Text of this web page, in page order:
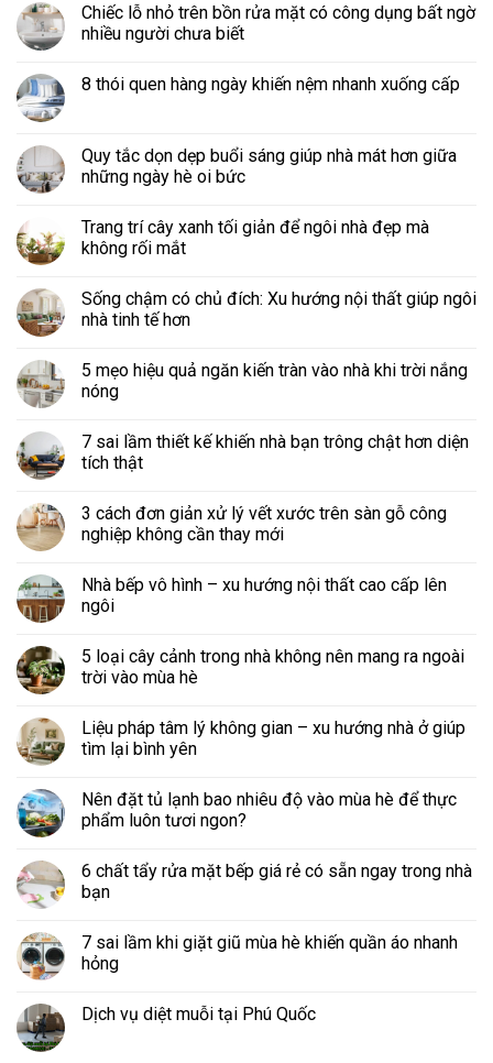
Chiếc lỗ nhỏ trên bồn rửa mặt có công dụng bất ngờ
nhiều người chưa biết
8 thói quen hàng ngày khiến nệm nhanh xuống cấp
Quy tắc dọn dẹp buổi sáng giúp nhà mát hơn giữa
những ngày hè oi bức
Trang trí cây xanh tối giản để ngôi nhà đẹp mà
không rối mắt
Sống chậm có chủ đích: Xu hướng nội thất giúp ngôi
nhà tinh tế hơn
5 mẹo hiệu quả ngăn kiến tràn vào nhà khi trời nắng
nóng
7 sai lầm thiết kế khiến nhà bạn trông chật hơn diện
tích thật
3 cách đơn giản xử lý vết xước trên sàn gỗ công
nghiệp không cần thay mới
Nhà bếp vô hình – xu hướng nội thất cao cấp lên
ngôi
5 loại cây cảnh trong nhà không nên mang ra ngoài
trời vào mùa hè
Liệu pháp tâm lý không gian – xu hướng nhà ở giúp
tìm lại bình yên
Nên đặt tủ lạnh bao nhiêu độ vào mùa hè để thực
phẩm luôn tươi ngon?
6 chất tẩy rửa mặt bếp giá rẻ có sẵn ngay trong nhà
bạn
7 sai lầm khi giặt giũ mùa hè khiến quần áo nhanh
hỏng
Dịch vụ diệt muỗi tại Phú Quốc